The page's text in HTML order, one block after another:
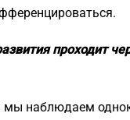
проходит
мы наблюдаем